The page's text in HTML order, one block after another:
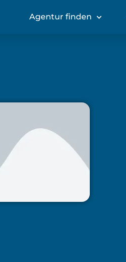
Agentur finden